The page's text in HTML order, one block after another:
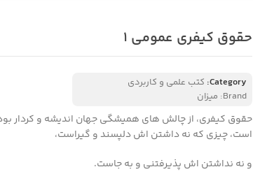
حقوق کیفری عمومی ۱
Category: کتب علمی و کاربردی
Brand: میزان
حقوق کیفری، از چالش های همیشگی جهان اندیشه و کردار
است، چیزی که نه داشتن اش دلپسند و گیراست،
و نه نداشتن اش پذیرفتنی و به جاست.